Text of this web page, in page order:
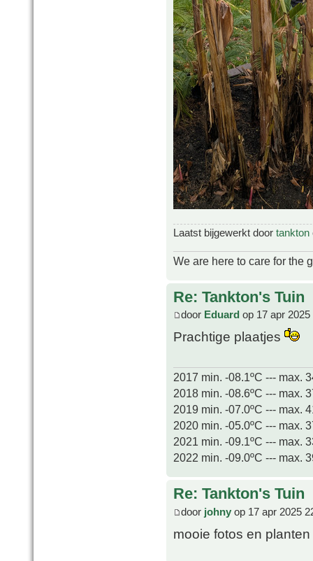
Laatst bijgewerkt door tankton
We are here to care for the
Re: Tankton's Tuin
door Eduard op 17 apr 2025
Prachtige plaatjes
2017 min. -08.1ºC --- max.
2018 min. -08.6ºC --- max.
2019 min. -07.0ºC --- max.
2020 min. -05.0ºC --- max.
2021 min. -09.1ºC --- max.
2022 min. -09.0ºC --- max.
Re: Tankton's Tuin
door johny op 17 apr 2025
mooie fotos en